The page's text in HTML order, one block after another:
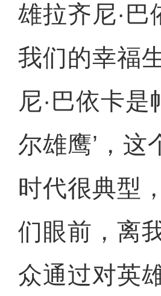
雄拉齐尼·巴
我们的幸福
尼·巴依卡
尔雄鹰’，
时代很典型
们眼前，离
众通过对英